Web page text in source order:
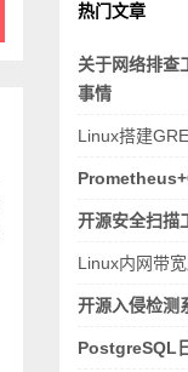
热门文章
关于网络排查
事情
Linux搭建
开源安全扫描
Linux内网带
开源入侵检测
PostgreSQL